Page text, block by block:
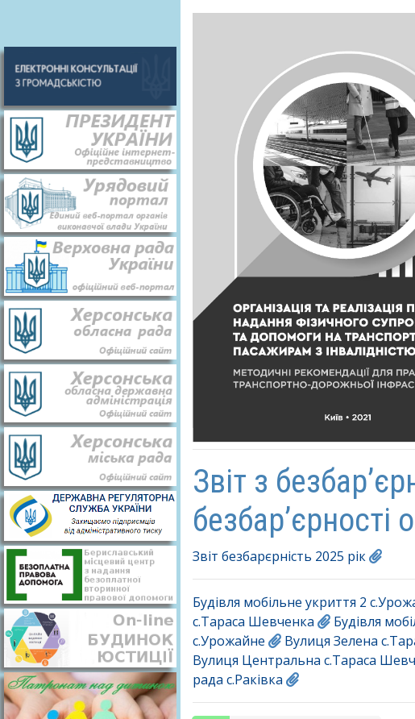
Звіт з
безбар’єрності
Звіт безбарєрність 2025 рік
Будівля мобільне укриття 2
с.Тараса Шевченка
Будівля
с.Урожайне
Вулиця Зелена
Вулиця Центральна с.Тараса
рада с.Раківка